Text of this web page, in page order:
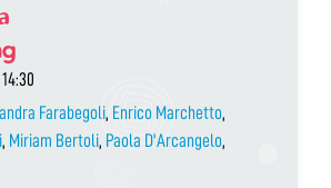
Farabegoli, Enrico Marchetto,
, Miriam Bertoli, Paola D'Arcangelo,